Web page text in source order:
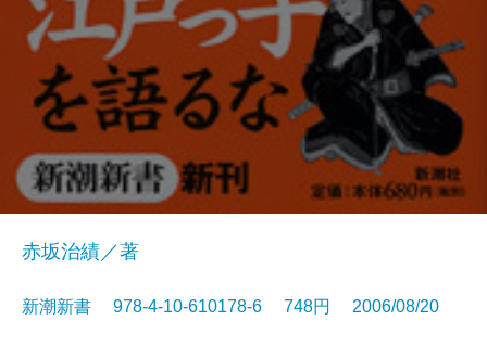
赤坂治績／著
新潮新書 978-4-10-610178-6 748円 2006/08/20